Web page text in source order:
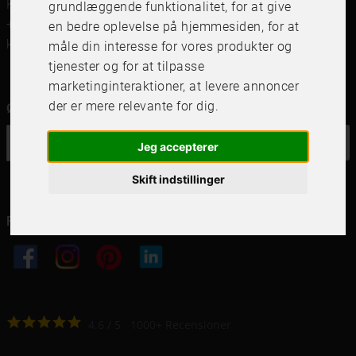
grundlæggende funktionalitet,for at give
en bedre oplevelse på hjemmesiden, for at
måle din interesse for vores produkter og
tjenester og for at tilpasse
marketinginteraktioner,at levere annoncer
der er mere relevante for dig.
Jeg accepterer
Skift indstillinger
Kungsgatan 41,111 56 Stockholm
+46 (0)8 142122
kundservice@frameit.se
Ønsker du vores nyhedsbrev?
Følg os i dine kanaler